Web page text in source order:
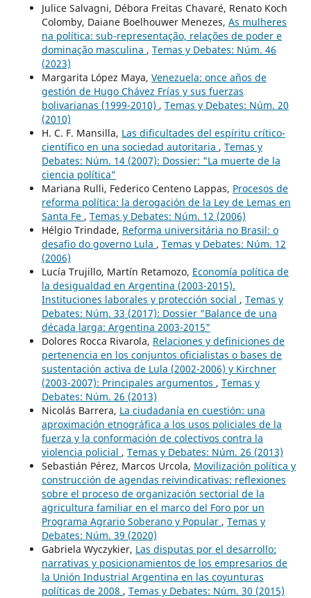
Julice Salvagni, Débora Freitas Chavaré, Renato Koch
Colomby, Daiane Boelhouwer Menezes, As mulheres
na política: sub-representação, relações de poder e
dominação masculina , Temas y Debates: Núm. 46
(2023)
Margarita López Maya, Venezuela: once años de
gestión de Hugo Chávez Frías y sus fuerzas
bolivarianas (1999-2010) , Temas y Debates: Núm. 20
(2010)
H. C. F. Mansilla, Las dificultades del espíritu crítico-
científico en una sociedad autoritaria , Temas y
Debates: Núm. 14 (2007): Dossier: "La muerte de la
ciencia política"
Mariana Rulli, Federico Centeno Lappas, Procesos de
reforma política: la derogación de la Ley de Lemas en
Santa Fe , Temas y Debates: Núm. 12 (2006)
Hélgio Trindade, Reforma universitária no Brasil: o
desafio do governo Lula , Temas y Debates: Núm. 12
(2006)
Lucía Trujillo, Martín Retamozo, Economía política de
la desigualdad en Argentina (2003-2015).
Instituciones laborales y protección social , Temas y
Debates: Núm. 33 (2017): Dossier "Balance de una
década larga: Argentina 2003-2015"
Dolores Rocca Rivarola, Relaciones y definiciones de
pertenencia en los conjuntos oficialistas o bases de
sustentación activa de Lula (2002-2006) y Kirchner
(2003-2007): Principales argumentos , Temas y
Debates: Núm. 26 (2013)
Nicolás Barrera, La ciudadanía en cuestión: una
aproximación etnográfica a los usos policiales de la
fuerza y la conformación de colectivos contra la
violencia policial , Temas y Debates: Núm. 26 (2013)
Sebastián Pérez, Marcos Urcola, Movilización política y
construcción de agendas reivindicativas: reflexiones
sobre el proceso de organización sectorial de la
agricultura familiar en el marco del Foro por un
Programa Agrario Soberano y Popular , Temas y
Debates: Núm. 39 (2020)
Gabriela Wyczykier, Las disputas por el desarrollo:
narrativas y posicionamientos de los empresarios de
la Unión Industrial Argentina en las coyunturas
políticas de 2008 , Temas y Debates: Núm. 30 (2015)